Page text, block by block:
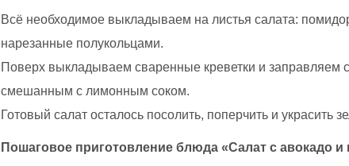
Всё необходимое выкладываем на листья салата:
нарезанные полукольцами.
Поверх выкладываем сваренные креветки и заправляем
смешанным с лимонным соком.
Готовый салат осталось посолить, поперчить и украсить
Пошаговое приготовление блюда «Салат с авокадо и